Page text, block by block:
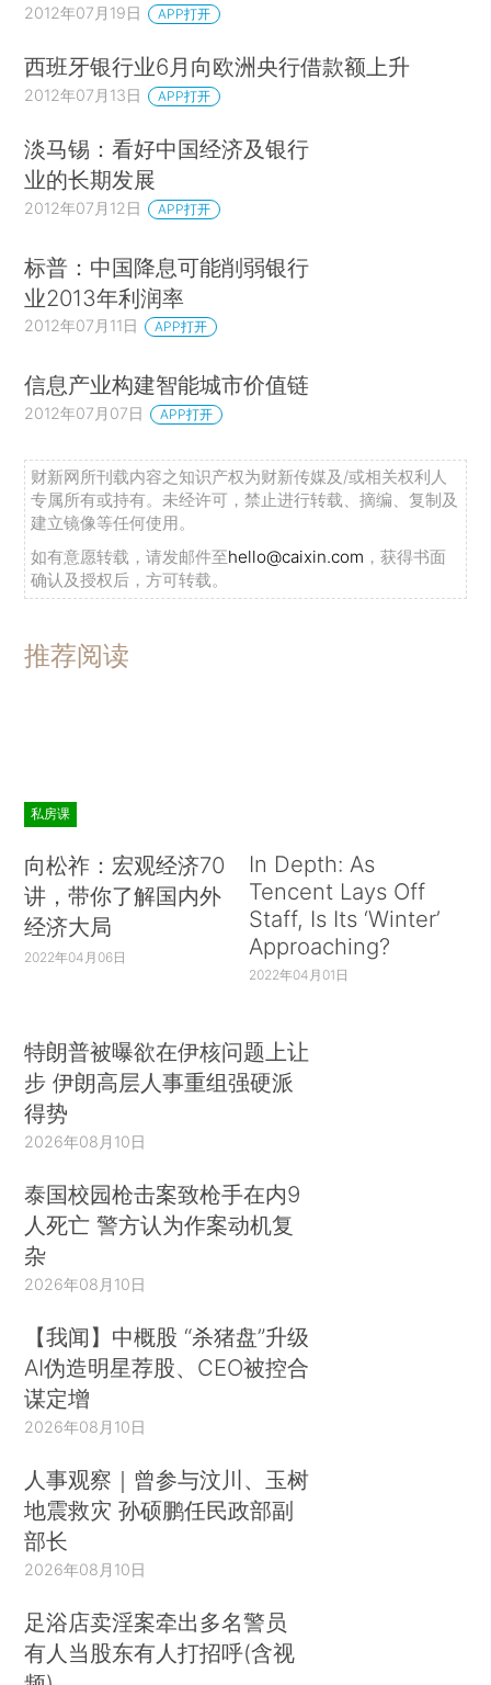
2012年07月19日 APP打开
西班牙银行业6月向欧洲央行借款额上升
2012年07月13日 APP打开
淡马锡：看好中国经济及银行
业的长期发展
2012年07月12日 APP打开
标普：中国降息可能削弱银行
业2013年利润率
2012年07月11日 APP打开
信息产业构建智能城市价值链
2012年07月07日 APP打开
财新网所刊载内容之知识产权为财新传媒及/或相关权利人
专属所有或持有。未经许可，禁止进行转载、摘编、复制及
建立镜像等任何使用。
如有意愿转载，请发邮件至hello@caixin.com ，获得书面
确认及授权后，方可转载。
推荐阅读
私房课
向松祚：宏观经济70
讲，带你了解国内外
经济大局
2022年04月06日
In Depth: As
Tencent Lays Off
Staff, Is Its ‘Winter’
Approaching?
2022年04月01日
特朗普被曝欲在伊核问题上让
步 伊朗高层人事重组强硬派
得势
2026年08月10日
泰国校园枪击案致枪手在内9
人死亡 警方认为作案动机复
杂
2026年08月10日
【我闻】中概股 “杀猪盘”升级
AI伪造明星荐股、CEO被控合
谋定增
2026年08月10日
人事观察｜曾参与汶川、玉树
地震救灾 孙硕鹏任民政部副
部长
2026年08月10日
足浴店卖淫案牵出多名警员
有人当股东有人打招呼(含视